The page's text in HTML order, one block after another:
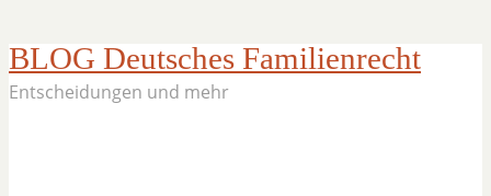
BLOG Deutsches Familienrecht
Entscheidungen und mehr